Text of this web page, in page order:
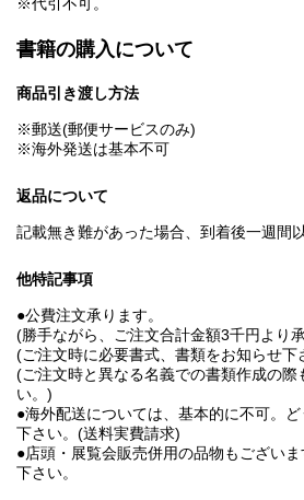
書籍の購入について
商品引き渡し方法
※郵送(郵便サービスのみ)
※海外発送は基本不可
返品について
記載無き難があった場合、到着後一週間
他特記事項
●公費注文承ります。
(勝手ながら、ご注文合計金額3千円より
(ご注文時に必要書式、書類をお知らせ下
(ご注文時と異なる名義での書類作成の際
い。)
●海外配送については、基本的に不可。
下さい。(送料実費請求)
●店頭・展覧会販売併用の品物もござい
下さい。